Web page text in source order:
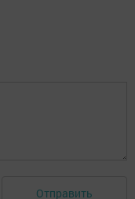
Отправить